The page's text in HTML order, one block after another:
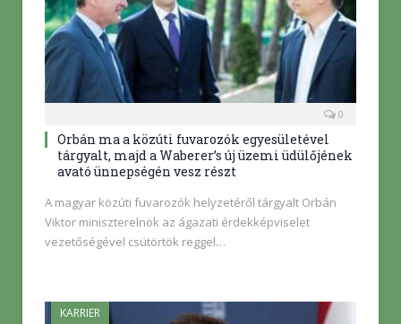
0
Orbán ma a közúti fuvarozók egyesületével
tárgyalt, majd a Waberer’s új üzemi üdülőjének
avató ünnepségén vesz részt
A magyar közúti fuvarozók helyzetéről tárgyalt Orbán
Viktor miniszterelnök az ágazati érdekképviselet
vezetőségével csütörtök reggel…
KARRIER